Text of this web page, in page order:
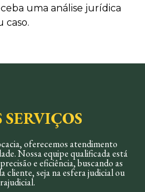
uma análise jurídica
caso.
SERVIÇOS
oferecemos atendimento
Nossa equipe qualificada está
e eficiência, buscando as
cliente, seja na esfera judicial ou